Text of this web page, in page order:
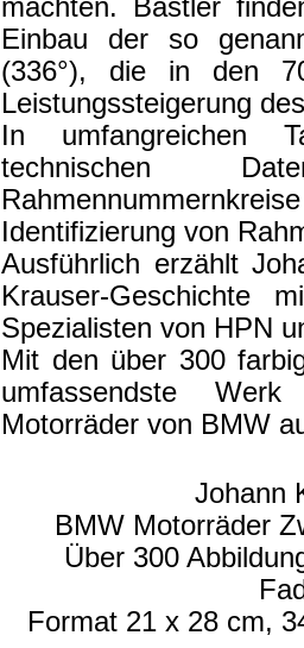
machten. Bastler
Einbau der so
(336°), die in den
Leistungssteigerung
In umfangreichen
technischen
Identifizierung von
Ausführlich erzählt
Krauser-Geschichte
Spezialisten von HPN
Mit den über 300
umfassendste
Motorräder von BMW
Johann
BMW Motorräder
Über 300
Format 21 x 28 cm,